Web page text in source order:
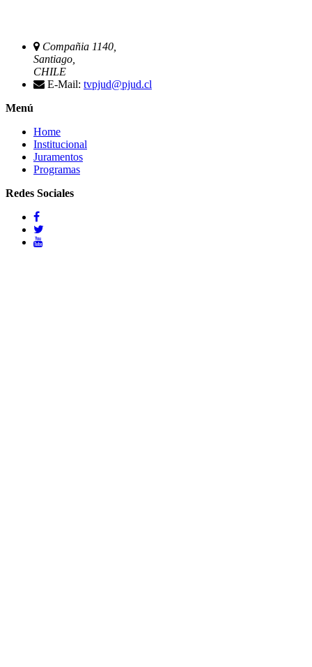
Compañia 1140,
Santiago,
CHILE
E-Mail: tvpjud@pjud.cl
Menú
Home
Institucional
Juramentos
Programas
Redes Sociales